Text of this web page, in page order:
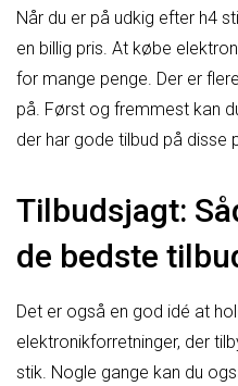
Når du er på udkig efter h4
en billig pris. At købe
for mange penge. Der er
på. Først og fremmest kan
der har gode tilbud på disse
Tilbudsjagt:
de bedste
Det er også en god idé at
elektronikforretninger, der
stik. Nogle gange kan du